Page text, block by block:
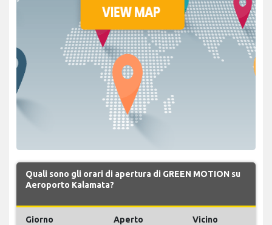
Quali sono gli orari di apertura di GREEN MOTION su
Aeroporto Kalamata?
Giorno Aperto Vicino